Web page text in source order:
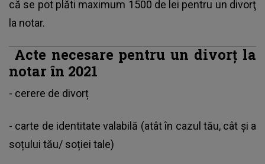
că se pot plăti maximum 1500 de lei pentru un divorţ
la notar.
Acte necesare pentru un divorţ la
notar în 2021
- cerere de divorț
- carte de identitate valabilă (atât în cazul tău, cât și a
soțului tău/ soției tale)